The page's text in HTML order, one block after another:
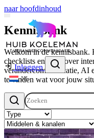
naar hoofdinhoud
Inloggen
NL
Kennisbank
Welkom in de kennisbank.
checklists en tools over
verandercommunicatie, AI
te vinden wat voor jouw